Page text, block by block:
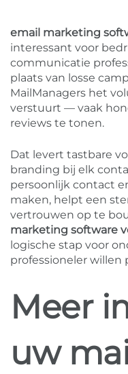
email marketing
interessant voor
communicatie
plaats van losse
MailManagers het
verstuurt — vaak
reviews te tonen.
Dat levert tastbare
branding bij elk
persoonlijk contact
maken, helpt een
vertrouwen op te
marketing software
logische stap voor
professioneler willen
Meer
uw